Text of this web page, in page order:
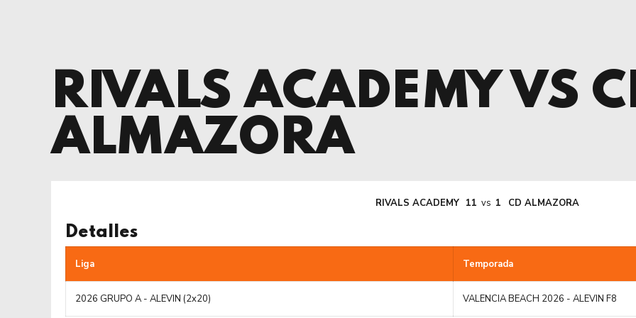
RIVALS ACADEMY VS
ALMAZORA
RIVALS ACADEMY 11 vs 1 CD ALMAZORA
Detalles
Liga Temporada
2026 GRUPO A - ALEVIN (2x20) VALENCIA BEACH 2026 - ALEVIN F8